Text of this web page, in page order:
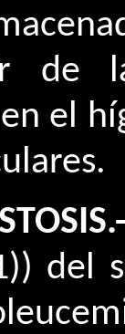
de
el
del